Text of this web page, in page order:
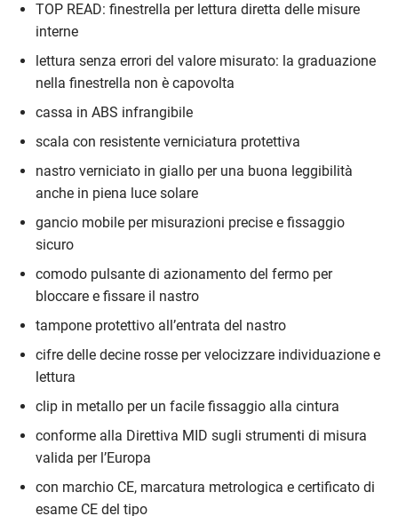
TOP READ: finestrella per lettura diretta delle misure
interne
lettura senza errori del valore misurato: la graduazione
nella finestrella non è capovolta
cassa in ABS infrangibile
scala con resistente verniciatura protettiva
nastro verniciato in giallo per una buona leggibilità
anche in piena luce solare
gancio mobile per misurazioni precise e fissaggio
sicuro
comodo pulsante di azionamento del fermo per
bloccare e fissare il nastro
tampone protettivo all’entrata del nastro
cifre delle decine rosse per velocizzare individuazione e
lettura
clip in metallo per un facile fissaggio alla cintura
conforme alla Direttiva MID sugli strumenti di misura
valida per l’Europa
con marchio CE, marcatura metrologica e certificato di
esame CE del tipo